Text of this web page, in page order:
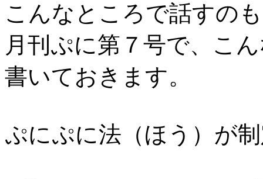
こんなところで話すの
月刊ぷに第７号で、こ
書いておきます。
ぷにぷに法（ほう）が